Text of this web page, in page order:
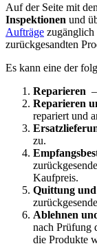
Auf der Seite mit
Inspektionen und
Aufträge zugänglich
zurückgesandten
Es kann eine der
Reparieren
Reparieren
repariert und
zu.
Kaufpreis.
Quittung
Ablehnen
nach Prüfung
die Produkte